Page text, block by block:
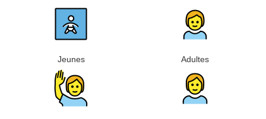
Jeunes Adultes